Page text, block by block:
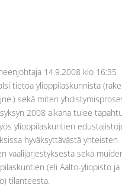
14.9.2008 klo 16:35
tietoa ylioppilaskunnista
sekä miten
2008 aikana tulee
ylioppilaskuntien
hyväksyttävästä yhteisten
vaalijärjestyksestä sekä
(eli Aalto-yliopisto ja
tilanteesta.